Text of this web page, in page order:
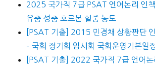
2025 국가직 7급 PSAT 언어논리 인
유충 성충 호르몬 혈중 농도
[PSAT 기출] 2015 민경채 상황판단
– 국회 정기회 임시회 국회운영기본일
[PSAT 기출] 2022 국가직 7급 언어논